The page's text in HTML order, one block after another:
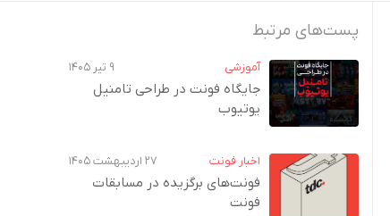
پست‌های مرتبط
آموزشی ۹ تیر ۱۴۰۵
جایگاه فونت در طراحی تامنیل
یوتیوب
اخبار فونت ۲۷ اردیبهشت ۱۴۰۵
فونت‌های برگزیده در مسابقات
فونت